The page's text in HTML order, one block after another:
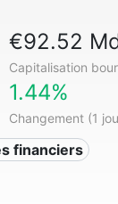
€92.52
Capitalisation
1.44%
Changement (1
financiers